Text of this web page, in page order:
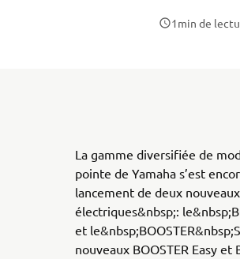
1min de
La gamme diversifiée de
pointe de Yamaha s’est
lancement de deux
électriques&nbsp;:
et
nouveaux BOOSTER Easy et